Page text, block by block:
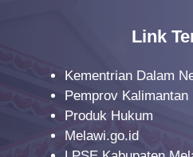
Link
Kementrian Dalam
Pemprov Kalimantan
Produk Hukum
Melawi.go.id